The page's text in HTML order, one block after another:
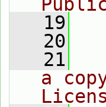
   19
   20
   21
a